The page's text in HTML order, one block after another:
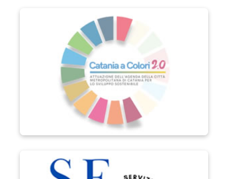
Progetto SEAM